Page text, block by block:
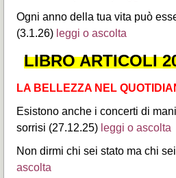
Ogni anno della tua vita può
(3.1.26)leggi o ascolta
LIBRO ARTICOLI
LA BELLEZZA NEL
Esistono anche i concerti di
sorrisi (27.12.25)leggi o ascolta
Non dirmi chi sei stato ma chi
ascolta